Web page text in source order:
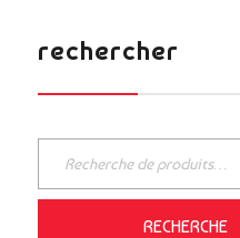
rechercher
RECHERCHE